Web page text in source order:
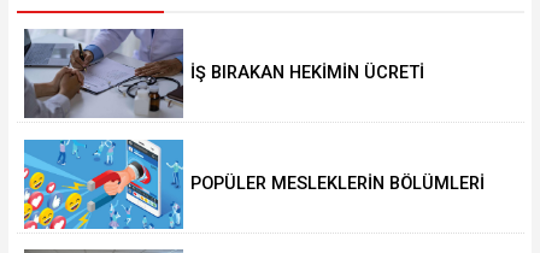
İŞ BIRAKAN HEKİMİN ÜCRETİ
POPÜLER MESLEKLERİN BÖLÜMLERİ